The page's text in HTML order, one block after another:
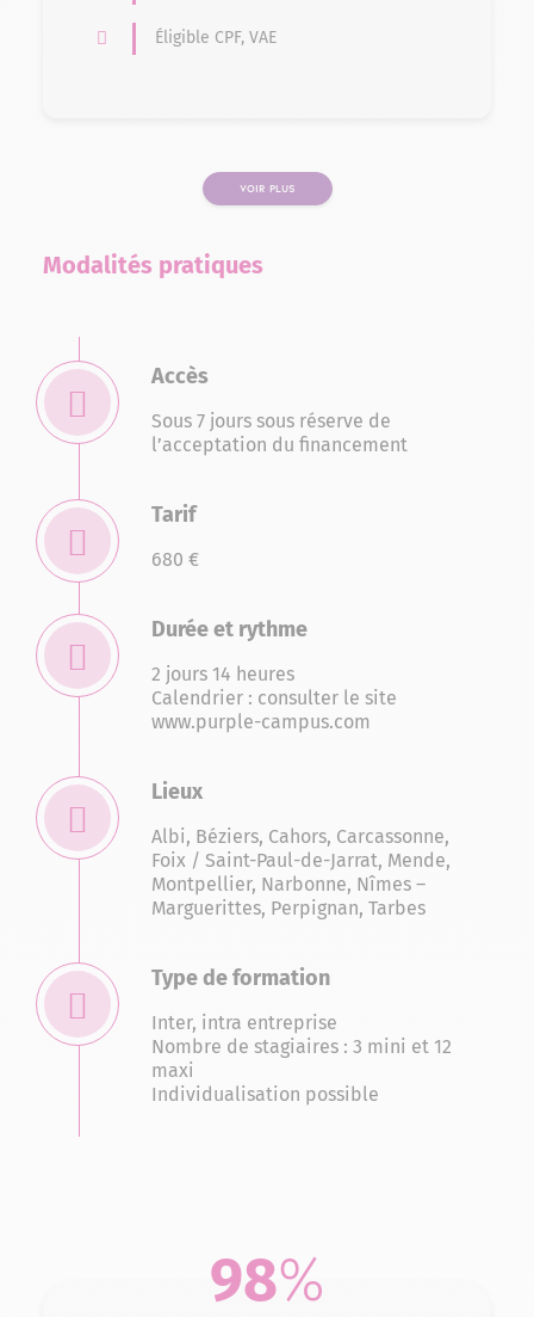
Éligible CPF, VAE
VOIR PLUS
Modalités pratiques
Accès
Sous 7 jours sous réserve de
l’acceptation du financement
Tarif
680 €
Durée et rythme
2 jours 14 heures
Calendrier : consulter le site
www.purple-campus.com
Lieux
Albi, Béziers, Cahors, Carcassonne,
Foix / Saint-Paul-de-Jarrat, Mende,
Montpellier, Narbonne, Nîmes –
Marguerittes, Perpignan, Tarbes
Type de formation
Inter, intra entreprise
Nombre de stagiaires : 3 mini et 12
maxi
Individualisation possible
98%